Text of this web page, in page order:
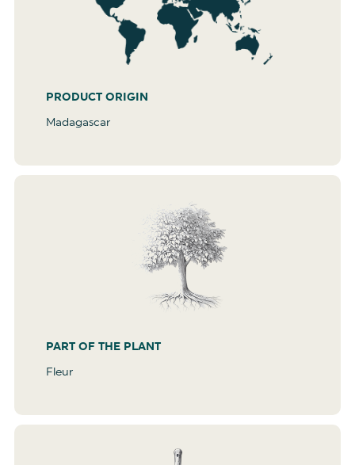
PRODUCT ORIGIN
Madagascar
PART OF THE PLANT
Fleur